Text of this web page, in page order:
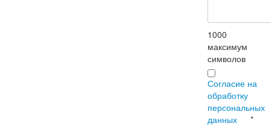
1000
максимум
символов
Согласие на
обработку
персональных
данных
*